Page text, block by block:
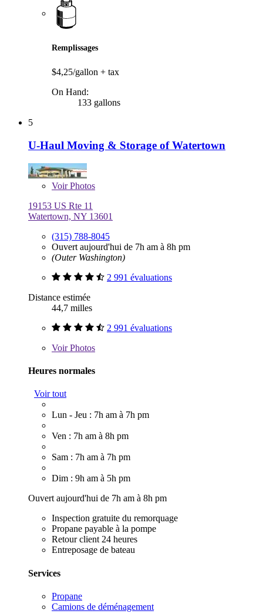
Remplissages
$4,25/gallon + tax
On Hand:
133 gallons
5
U-Haul Moving & Storage of Watertown
VoirPhotos
19153 US Rte 11
Watertown, NY 13601
(315) 788-8045
Ouvert aujourd'hui de 7h am à 8h pm
(Outer Washington)
2 991 évaluations
Distance estimée
44,7 milles
2 991 évaluations
VoirPhotos
Heures normales
Voir tout
Lun - Jeu : 7h am à 7h pm
Ven : 7h am à 8h pm
Sam : 7h am à 7h pm
Dim : 9h am à 5h pm
Ouvert aujourd'hui de 7h am à 8h pm
Inspection gratuite du remorquage
Propane payable à la pompe
Retour client 24 heures
Entreposage de bateau
Services
Propane
Camions de déménagement